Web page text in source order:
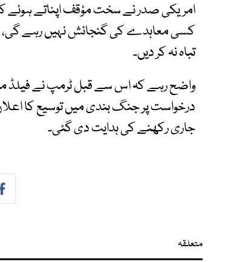
امریکی صدر نے سخت مؤقف اپناتے ہوئے کہا
کسی معاہدے کی گنجائش نہیں رہے
تباہ نہ کر دیں۔
واضح رہے کہ اس سے قبل ٹرمپ نے فیلڈ
درخواست پر جنگ بندی میں توسیع کا اعلان
جاری رکھنے کی ہدایت دی گئی۔
متعلقہ